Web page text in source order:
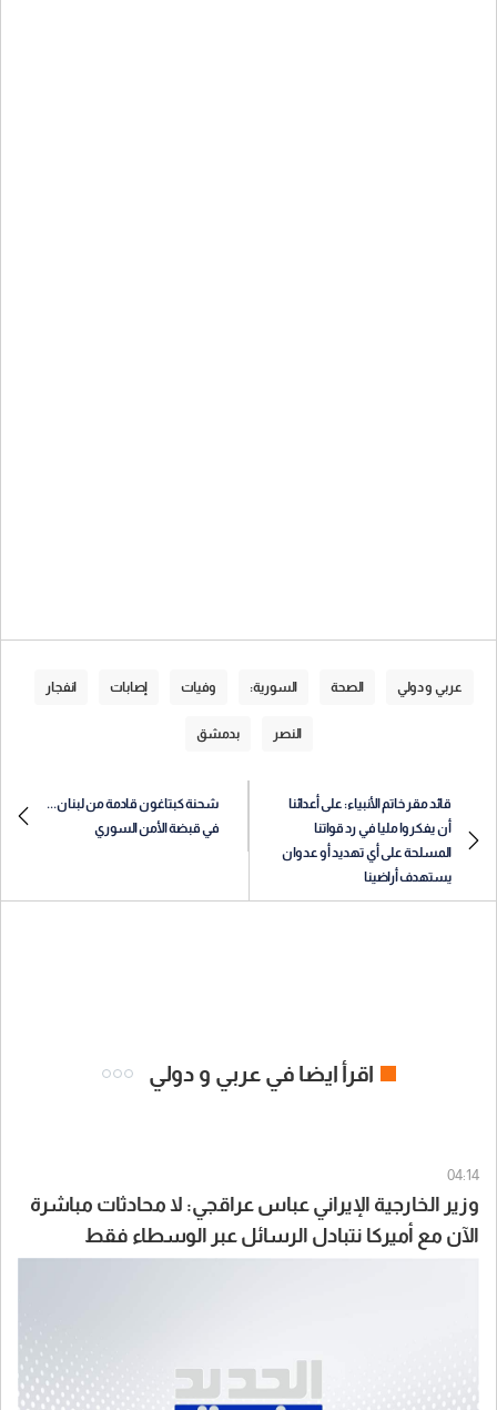
عربي و دولي الصحة السورية: وفيات إصابات انفجار
النصر بدمشق
قائد مقر خاتم الأنبياء: على أعدائنا
أن يفكروا مليا في رد قواتنا
المسلحة على أي تهديد أو عدوان
يستهدف أراضينا
شحنة كبتاغون قادمة من لبنان...
في قبضة الأمن السوري
اقرأ ايضا في عربي و دولي
04:14
وزير الخارجية الإيراني عباس عراقجي: لا محادثات مباشرة
الآن مع أميركا نتبادل الرسائل عبر الوسطاء فقط